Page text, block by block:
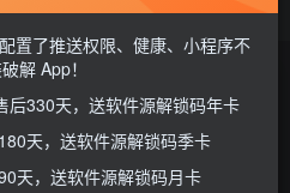
0 版块 帖子0 粉丝 21
置了推送权限、健康、小程序不
解 App！
后330天，送软件源解锁码年卡
天，送软件源解锁码季卡
天，送软件源解锁码月卡